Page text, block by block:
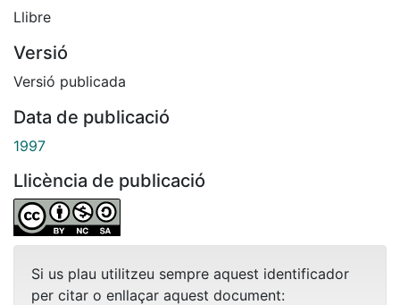
Llibre
Versió
Versió publicada
Data de publicació
1997
Llicència de publicació
Si us plau utilitzeu sempre aquest identificador
per citar o enllaçar aquest document: